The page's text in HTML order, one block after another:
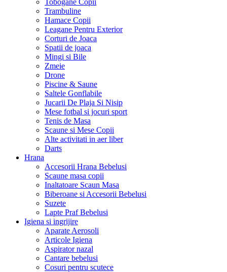
Tobogane Copii
Trambuline
Hamace Copii
Leagane Pentru Exterior
Corturi de Joaca
Spatii de joaca
Mingi si Bile
Zmeie
Drone
Piscine & Saune
Saltele Gonflabile
Jucarii De Plaja Si Nisip
Mese fotbal si jocuri sport
Tenis de Masa
Scaune si Mese Copii
Alte activitati in aer liber
Darts
Hrana
Accesorii Hrana Bebelusi
Scaune masa copii
Inaltatoare Scaun Masa
Biberoane si Accesorii Bebelusi
Suzete
Lapte Praf Bebelusi
Igiena si ingrijire
Aparate Aerosoli
Articole Igiena
Aspirator nazal
Cantare bebelusi
Cosuri pentru scutece